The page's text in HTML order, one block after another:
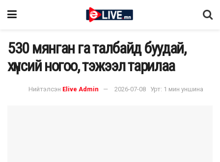
530 мянган га талбайд буудай,
хүнсий ногоо, тэжээл тарилаа
Нийтэлсэн Elive Admin 2026-07-08 Урт: 1 мин уншина